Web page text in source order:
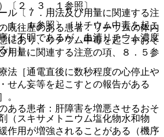
ル〔７．用法及び用量に関連する注
１．１参照〕［リチウム中毒を起こ
は不明であるが、血清リチウム濃度
）］。
［通電直後に数秒程度の心停止や
せん妄等を起こすとの報告がある
。
スキサメトニウム塩化物水和物
作用が増強されることがある（機序
〔２．３．１参照〕。
往歴のある患者：リチウムの体内
にあり、リチウム中毒を起こすおそ
用量に関連する注意の項、８．５参
ある患者：肝障害を増悪させるおそ